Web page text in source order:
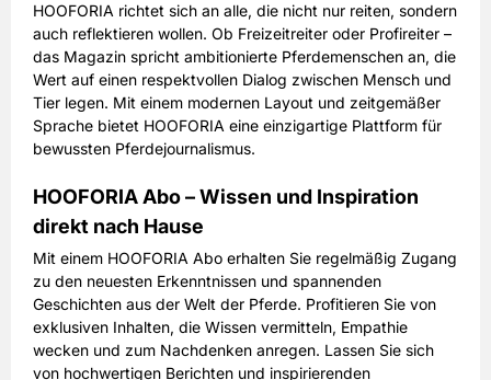
HOOFORIA richtet sich an alle, die nicht nur reiten, sondern
auch reflektieren wollen. Ob Freizeitreiter oder Profireiter –
das Magazin spricht ambitionierte Pferdemenschen an, die
Wert auf einen respektvollen Dialog zwischen Mensch und
Tier legen. Mit einem modernen Layout und zeitgemäßer
Sprache bietet HOOFORIA eine einzigartige Plattform für
bewussten Pferdejournalismus.
HOOFORIA Abo – Wissen und Inspiration
direkt nach Hause
Mit einem HOOFORIA Abo erhalten Sie regelmäßig Zugang
zu den neuesten Erkenntnissen und spannenden
Geschichten aus der Welt der Pferde. Profitieren Sie von
exklusiven Inhalten, die Wissen vermitteln, Empathie
wecken und zum Nachdenken anregen. Lassen Sie sich
von hochwertigen Berichten und inspirierenden